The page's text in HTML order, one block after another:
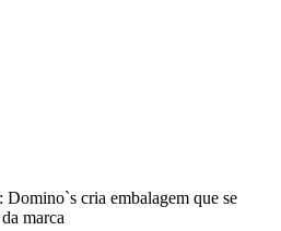
cria embalagem que se
marca